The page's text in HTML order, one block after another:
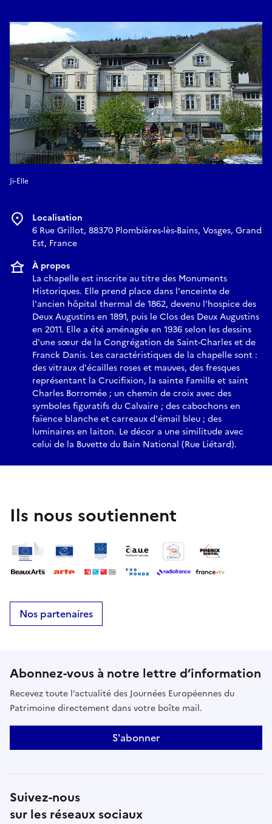
Ji-Elle
Localisation
6 Rue Grillot, 88370 Plombières-lès-Bains, Vosges, Grand
Est, France
À propos
La chapelle est inscrite au titre des Monuments
Historiques. Elle prend place dans l'enceinte de
l'ancien hôpital thermal de 1862, devenu l'hospice des
Deux Augustins en 1891, puis le Clos des Deux Augustins
en 2011. Elle a été aménagée en 1936 selon les dessins
d'une sœur de la Congrégation de Saint-Charles et de
Franck Danis. Les caractéristiques de la chapelle sont :
des vitraux d'écailles roses et mauves, des fresques
représentant la Crucifixion, la sainte Famille et saint
Charles Borromée ; un chemin de croix avec des
symboles figuratifs du Calvaire ; des cabochons en
faïence blanche et carreaux d'émail bleu ; des
luminaires en laiton. Le décor a une similitude avec
celui de la Buvette du Bain National (Rue Liétard).
Ils nous soutiennent
Nos partenaires
Abonnez-vous à notre lettre d’information
Recevez toute l’actualité des Journées Européennes du
Patrimoine directement dans votre boîte mail.
S'abonner
Suivez-nous
sur les réseaux sociaux